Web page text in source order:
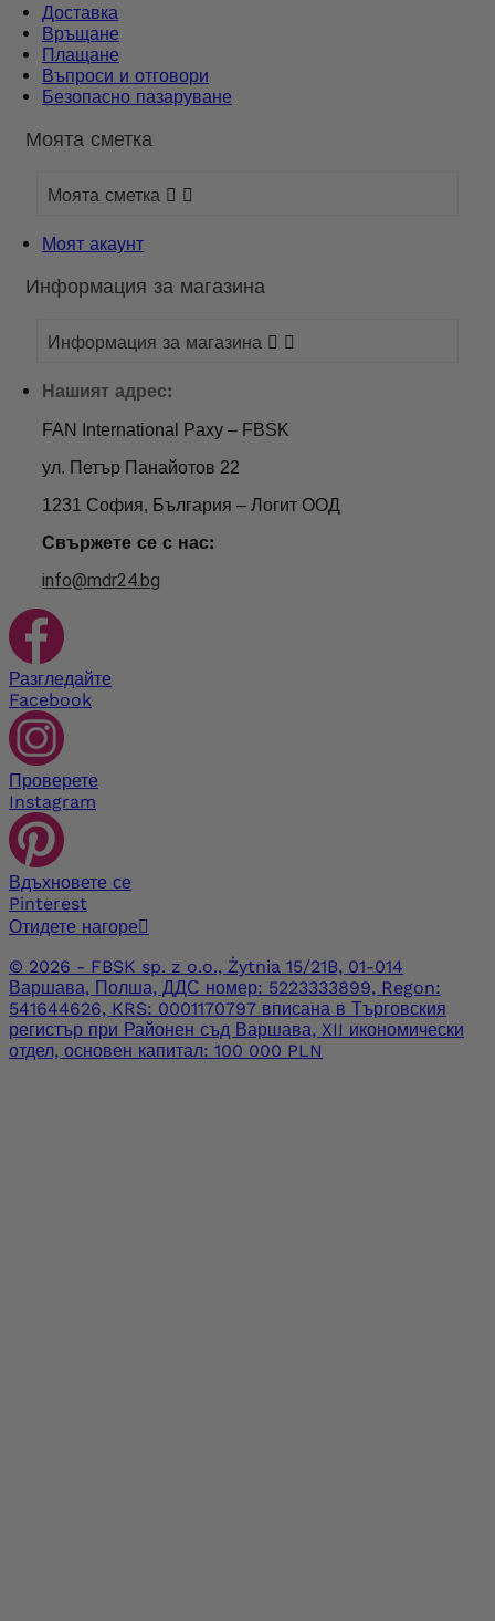
Доставка
Връщане
Плащане
Въпроси и отговори
Безопасно пазаруване
Моята сметка
Моята сметка  
Моят акаунт
Информация за магазина
Информация за магазина  
Нашият адрес:
FAN International Paxy – FBSK
ул. Петър Панайотов 22
1231 София, България – Логит ООД
Свържете се с нас:
info@mdr24.bg
Разгледайте
Facebook
Проверете
Instagram
Вдъхновете се
Pinterest
Отидете нагоре
© 2026 - FBSK sp. z o.o., Żytnia 15/21B, 01-014
Варшава, Полша, ДДС номер: 5223333899, Regon:
541644626, KRS: 0001170797 вписана в Търговския
регистър при Районен съд Варшава, XII икономически
отдел, основен капитал: 100 000 PLN